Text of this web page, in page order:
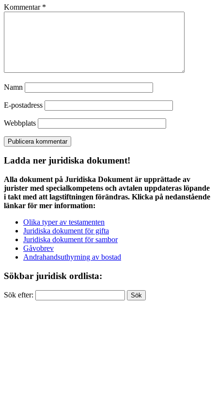
Kommentar *
Namn
E-postadress
Webbplats
Ladda ner juridiska dokument!
Alla dokument på Juridiska Dokument är upprättade av
jurister med specialkompetens och avtalen uppdateras löpande
i takt med att lagstiftningen förändras. Klicka på nedanstående
länkar för mer information:
Olika typer av testamenten
Juridiska dokument för gifta
Juridiska dokument för sambor
Gåvobrev
Andrahandsuthyrning av bostad
Sökbar juridisk ordlista:
Sök efter: